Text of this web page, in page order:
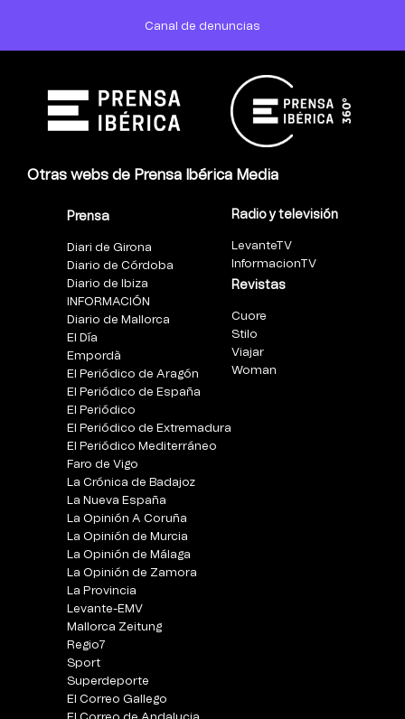
Canal de denuncias
Otras webs de Prensa Ibérica Media
Prensa
Diari de Girona
Diario de Córdoba
Diario de Ibiza
INFORMACIÓN
Diario de Mallorca
El Día
Empordà
El Periódico de Aragón
El Periódico de España
El Periódico
El Periódico de Extremadura
El Periódico Mediterráneo
Faro de Vigo
La Crónica de Badajoz
La Nueva España
La Opinión A Coruña
La Opinión de Murcia
La Opinión de Málaga
La Opinión de Zamora
La Provincia
Levante-EMV
Mallorca Zeitung
Regio7
Sport
Superdeporte
El Correo Gallego
Radio y televisión
LevanteTV
InformacionTV
Revistas
Cuore
Stilo
Viajar
Woman